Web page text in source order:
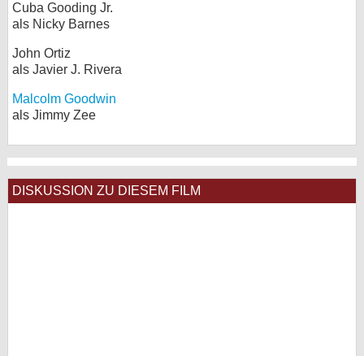
Cuba Gooding Jr.
als Nicky Barnes
John Ortiz
als Javier J. Rivera
Malcolm Goodwin
als Jimmy Zee
DISKUSSION ZU DIESEM FILM